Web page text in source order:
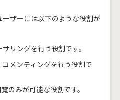
ーザーには以下のような役割が
サリングを行う役割です。
コメンティングを行う役割で
のみが可能な役割です。